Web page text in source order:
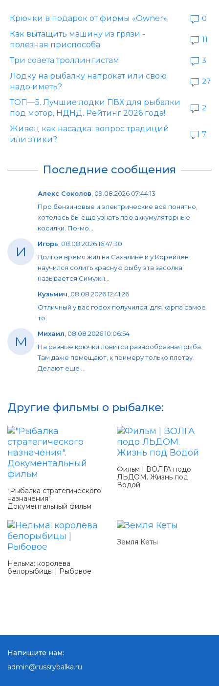
Крючки в подарок от фирмы «Owner».
0
Как вытащить машину из грязи -
полезная приспособа
11
Три совета троллингистам
3
Лодку на рыбалку напрокат или свою
надо иметь?
27
ТОП—5. Лучшие лодки ПВХ для рыбалки
под мотор, НДНД. Рейтинг 2026 года!
2
Живец как насадка: вопрос традиций
или этики?
7
Последние сообщения
Алекс Соколов, 09.08.2026 07:44:13
Про бензиновые и электрические всё понятно,
хотелось бы еще узнать про аккумуляторные
косилки. По-мо...
И Игорь, 08.08.2026 16:47:30
Долгое время жил на Сахалине и у Корейцев
научился солить красную рыбу эта засолка
называется Симужн...
Кузьмич, 08.08.2026 12:41:26
Отличный у вас горох получился, для карпа самое
то.
М Михаил, 08.08.2026 10:06:54
На разные крючки ловится разнообразная рыба.
Там даже помещают, к примеру только плотву.
Делают еще ...
Другие фильмы о рыбалке:
"Рыбалка стратегического
назначения".
Документальный фильм
Фильм | ВОЛГА подо
ЛЬДОМ. Жизнь под
Водой
Нельма: королева
белорыбицы | Рыбовое
Земля Кеты
Напишите нам:
admin@russrybalka.ru